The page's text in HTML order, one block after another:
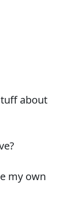
about
my own